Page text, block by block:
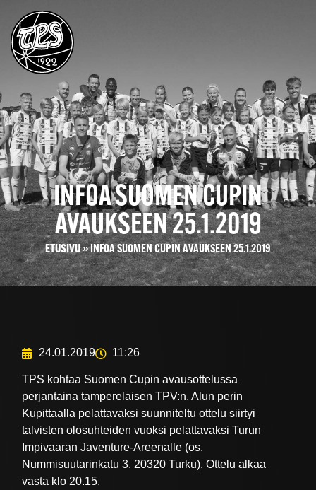
INFOA SUOMEN CUPIN
AVAUKSEEN 25.1.2019
ETUSIVU»INFOA SUOMEN CUPIN AVAUKSEEN 25.1.2019
24.01.2019 11:26
TPS kohtaa Suomen Cupin avausottelussa
perjantaina tamperelaisen TPV:n. Alun perin
Kupittaalla pelattavaksi suunniteltu ottelu siirtyi
talvisten olosuhteiden vuoksi pelattavaksi Turun
Impivaaran Javenture-Areenalle (os.
Nummisuutarinkatu 3, 20320 Turku). Ottelu alkaa
vasta klo 20.15.